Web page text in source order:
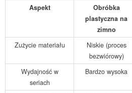
Aspekt
Obróbka
plastyczna na
zimno
Zużycie materiału
Niskie (proces
bezwiórowy)
Wydajność w
seriach
Bardzo wysoka